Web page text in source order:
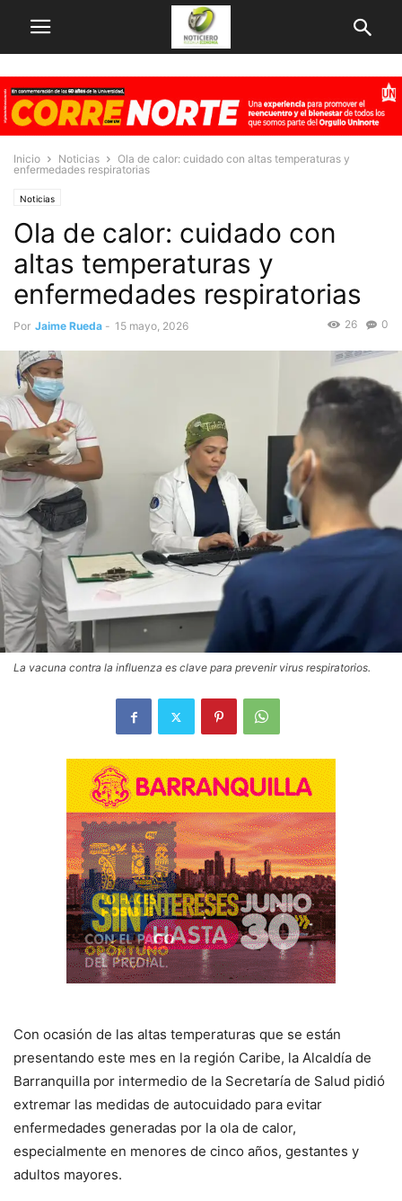
Inicio Noticias
Ola de calor: cuidado con altas temperaturas y
enfermedades respiratorias
Noticias
Ola de calor: cuidado con
altas temperaturas y
enfermedades respiratorias
Por Jaime Rueda - 15 mayo, 2026 0
26
La vacuna contra la influenza es clave para prevenir virus respiratorios.
Con ocasión de las altas temperaturas que se están
presentando este mes en la región Caribe, la Alcaldía de
Barranquilla por intermedio de la Secretaría de Salud pidió
extremar las medidas de autocuidado para evitar
enfermedades generadas por la ola de calor,
especialmente en menores de cinco años, gestantes y
adultos mayores.